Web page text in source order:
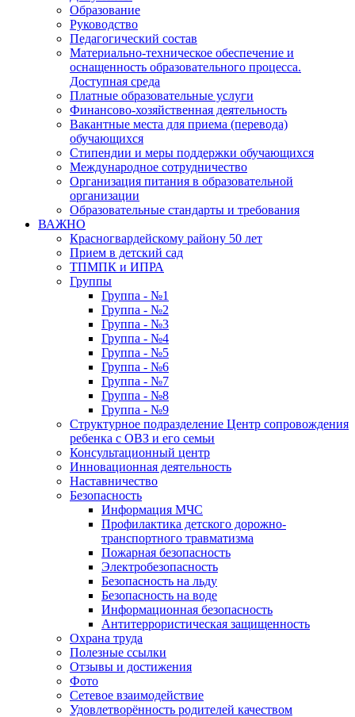
Образование
Руководство
Педагогический состав
Материально-техническое обеспечение и
оснащенность образовательного процесса.
Доступная среда
Платные образовательные услуги
Финансово-хозяйственная деятельность
Вакантные места для приема (перевода)
обучающихся
Стипендии и меры поддержки обучающихся
Международное сотрудничество
Организация питания в образовательной
организации
Образовательные стандарты и требования
ВАЖНО
Красногвардейскому району 50 лет
Прием в детский сад
ТПМПК и ИПРА
Группы
Группа - №1
Группа - №2
Группа - №3
Группа - №4
Группа - №5
Группа - №6
Группа - №7
Группа - №8
Группа - №9
Структурное подразделение Центр сопровождения
ребенка с ОВЗ и его семьи
Консультационный центр
Инновационная деятельность
Наставничество
Безопасность
Информация МЧС
Профилактика детского дорожно-
транспортного травматизма
Пожарная безопасность
Электробезопасность
Безопасность на льду
Безопасность на воде
Информационная безопасность
Антитеррористическая защищенность
Охрана труда
Полезные ссылки
Отзывы и достижения
Фото
Сетевое взаимодействие
Удовлетворённость родителей качеством